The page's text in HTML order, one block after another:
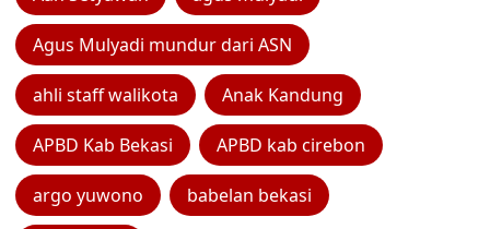
Agus Mulyadi mundur dari ASN
ahli staff walikota Anak Kandung
APBD Kab Bekasi APBD kab cirebon
argo yuwono babelan bekasi